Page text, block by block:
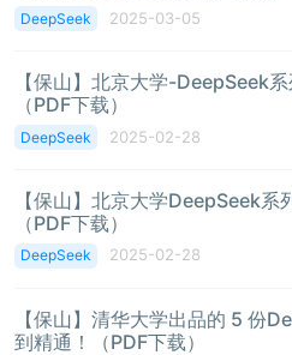
DeepSeek 2025-03-05
【保山】北京大学-DeepSeek
（PDF下载）
DeepSeek 2025-02-28
【保山】北京大学DeepSeek
（PDF下载）
DeepSeek 2025-02-28
【保山】清华大学出品的 5 份
到精通！（PDF下载）